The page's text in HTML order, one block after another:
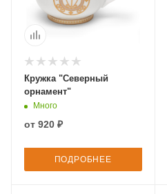
Кружка "Северный
орнамент"
Много
от 920 ₽
ПОДРОБНЕЕ